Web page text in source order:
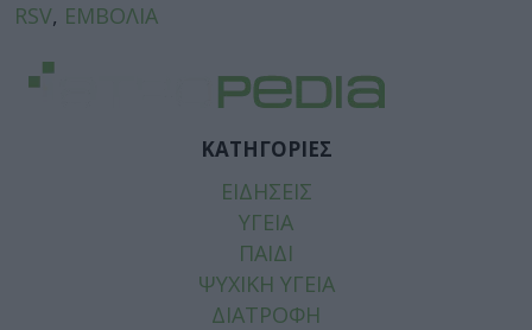
RSV, ΕΜΒΟΛΙΑ
ΚΑΤΗΓΟΡΙΕΣ
ΕΙΔΗΣΕΙΣ
ΥΓΕΙΑ
ΠΑΙΔΙ
ΨΥΧΙΚΗ ΥΓΕΙΑ
ΔΙΑΤΡΟΦΗ